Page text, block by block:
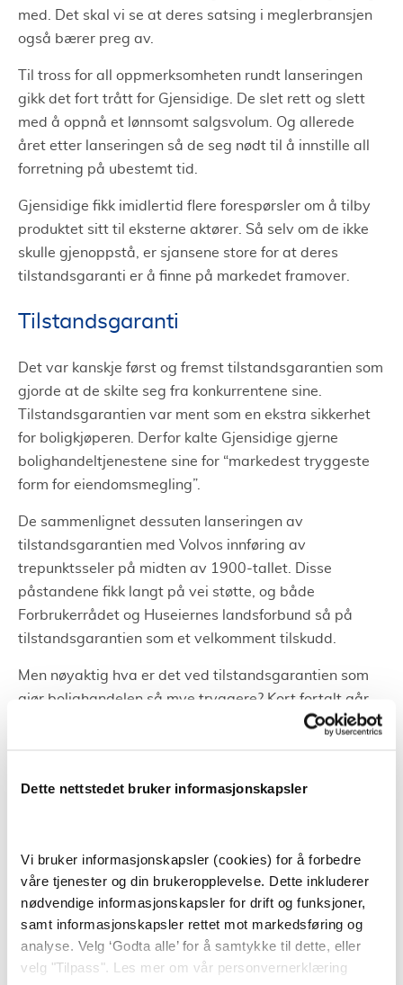
Dette nettstedet bruker informasjonskapsler
Vi bruker informasjonskapsler (cookies) for å forbedre
våre tjenester og din brukeropplevelse. Dette inkluderer
nødvendige informasjonskapsler for drift og funksjoner,
samt informasjonskapsler rettet mot markedsføring og
analyse. Velg ‘Godta alle’ for å samtykke til dette, eller
velg "Tilpass". Les mer om vår personvernerklæring
med. Det skal vi se at deres satsing i meglerbransjen
også bærer preg av.
Til tross for all oppmerksomheten rundt lanseringen
gikk det fort trått for Gjensidige. De slet rett og slett
med å oppnå et lønnsomt salgsvolum. Og allerede
året etter lanseringen så de seg nødt til å innstille all
forretning på ubestemt tid.
Gjensidige fikk imidlertid flere forespørsler om å tilby
produktet sitt til eksterne aktører. Så selv om de ikke
skulle gjenoppstå, er sjansene store for at deres
tilstandsgaranti er å finne på markedet framover.
Tilstandsgaranti
Det var kanskje først og fremst tilstandsgarantien som
gjorde at de skilte seg fra konkurrentene sine.
Tilstandsgarantien var ment som en ekstra sikkerhet
for boligkjøperen. Derfor kalte Gjensidige gjerne
bolighandeltjenestene sine for “markedest tryggeste
form for eiendomsmegling”.
De sammenlignet dessuten lanseringen av
tilstandsgarantien med Volvos innføring av
trepunktsseler på midten av 1900-tallet. Disse
påstandene fikk langt på vei støtte, og både
Forbrukerrådet og Huseiernes landsforbund så på
tilstandsgarantien som et velkomment tilskudd.
Men nøyaktig hva er det ved tilstandsgarantien som
gjør bolighandelen så mye tryggere? Kort fortalt går
tilstandsgarantien ut på at Gjensidige går god for at
etter overtakelsen, tilfaller altså ansvaret for å ordne
En fullverdig meglertjeneste
Gjensidige Bolighandel ble utviklet som en fullverdig
meglertjeneste og har selvsagt mer enn bare
tilstandsgarantien å by på. Som ethvert meglerfirma
vil de kunne bistå deg gjennom hele salgsprosessen.